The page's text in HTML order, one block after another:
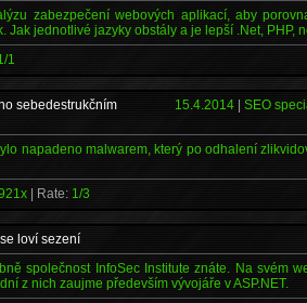
zabezpečení webových aplikací, aby
jednotlivé jazyky obstály a je lepší .Net, PHP,
1
sebedestrukčním
15.4.2014 |SEO
napadeno malwarem, který po odhalení
| Rate: 1/3
loví sezení
společnost InfoSec Institute znáte. Na svém
z nich zaujme především vývojáře v ASP.NET.